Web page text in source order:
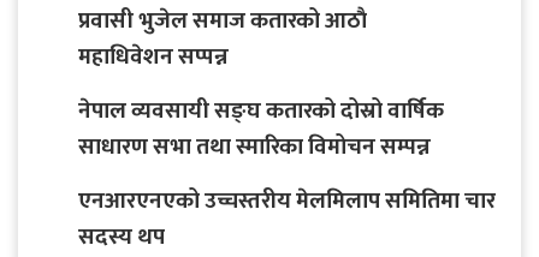
प्रवासी भुजेल समाज कतारको आठाै
महाधिवेशन सप्पन्न
नेपाल व्यवसायी सङ्घ कतारको दोस्रो वार्षिक
साधारण सभा तथा स्मारिका विमोचन सम्पन्न
एनआरएनएको उच्चस्तरीय मेलमिलाप समितिमा चार
सदस्य थप